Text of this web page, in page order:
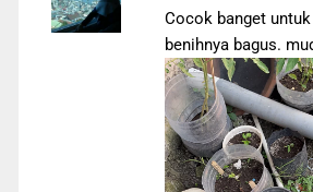
Cocok banget
benihnya bagus.